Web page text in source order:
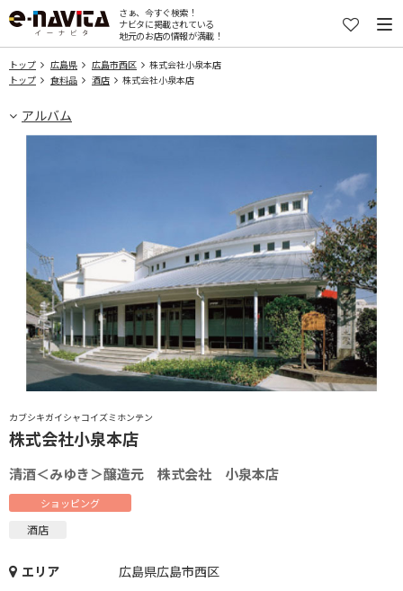
さぁ、今すぐ検索！
ナビタに掲載されている
地元のお店の情報が満載！
トップ 広島県 広島市西区
株式会社小泉本店
トップ
食料品 酒店 株式会社小泉本店
アルバム
カブシキガイシャコイズミホンテン
株式会社小泉本店
清酒＜みゆき＞醸造元 株式会社 小泉本店
ショッピング
酒店
エリア
広島県広島市西区